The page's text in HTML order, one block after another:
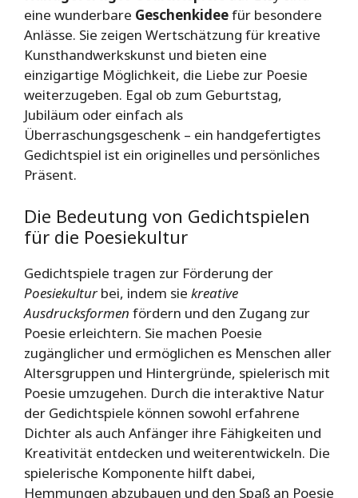
eine wunderbare Geschenkideefür besondere
Anlässe. Sie zeigen Wertschätzung für kreative
Kunsthandwerkskunst und bieten eine
einzigartige Möglichkeit, die Liebe zur Poesie
weiterzugeben. Egal ob zum Geburtstag,
Jubiläum oder einfach als
Überraschungsgeschenk – ein handgefertigtes
Gedichtspiel ist ein originelles und persönliches
Präsent.
Die Bedeutung von Gedichtspielen
für die Poesiekultur
Gedichtspiele tragen zur Förderung der
Poesiekulturbei, indem sie kreative
Ausdrucksformen fördern und den Zugang zur
Poesie erleichtern. Sie machen Poesie
zugänglicher und ermöglichen es Menschen aller
Altersgruppen und Hintergründe, spielerisch mit
Poesie umzugehen. Durch die interaktive Natur
der Gedichtspiele können sowohl erfahrene
Dichter als auch Anfänger ihre Fähigkeiten und
Kreativität entdecken und weiterentwickeln. Die
spielerische Komponente hilft dabei,
Hemmungen abzubauen und den Spaß an Poesie